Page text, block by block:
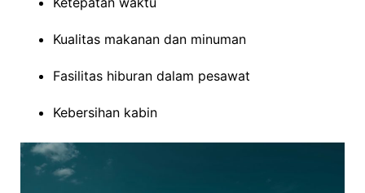
Kualitas makanan dan minuman
Fasilitas hiburan dalam pesawat
Kebersihan kabin